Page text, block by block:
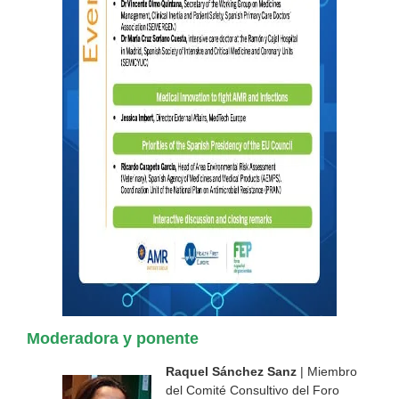
Moderadora y ponente
Raquel Sánchez Sanz | Miembro
del Comité Consultivo del Foro